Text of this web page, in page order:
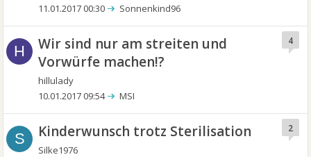
11.01.2017 00:30 Sonnenkind96
H
Wir sind nur am streiten und
Vorwürfe machen!?
hillulady
4
10.01.2017 09:54 MSI
S Kinderwunsch trotz Sterilisation
Silke1976
2